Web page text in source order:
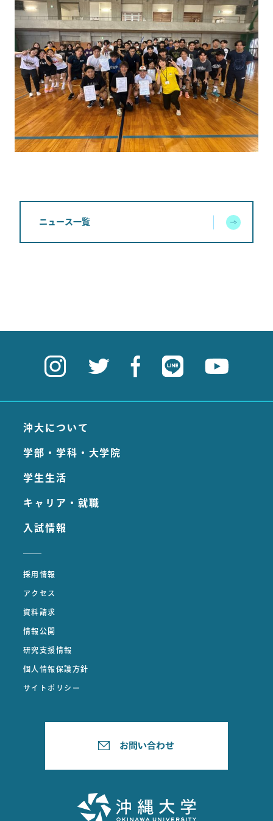
ニュース一覧
沖大について
学部・学科・大学院
学生生活
キャリア・就職
入試情報
採用情報
アクセス
資料請求
情報公開
研究支援情報
個人情報保護方針
サイトポリシー